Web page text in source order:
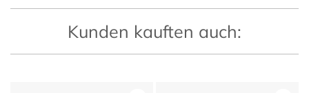
Kunden kauften auch: